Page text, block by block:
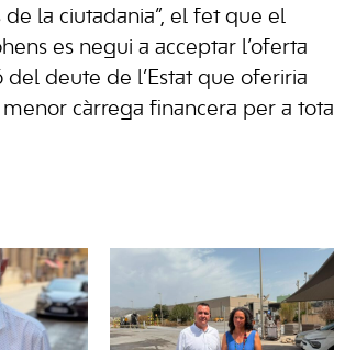
de la ciutadania”, el fet que el
es negui a acceptar l’oferta
del deute de l’Estat que oferiria
menor càrrega financera per a tota